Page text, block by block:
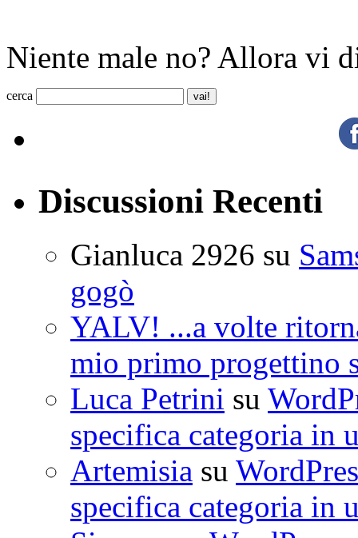
Niente male no? Allora
cerca
Discussioni Recenti
Gianluca 2926 su
gogò
YALV! ...a volte
mio primo progettino
Luca Petrini su
specifica categoria in
Artemisia su
specifica categoria in